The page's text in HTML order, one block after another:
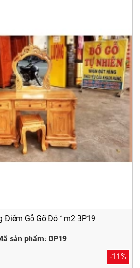
Điểm Gỗ Gõ Đỏ 1m2 BP19
sản phẩm: BP19
-11%